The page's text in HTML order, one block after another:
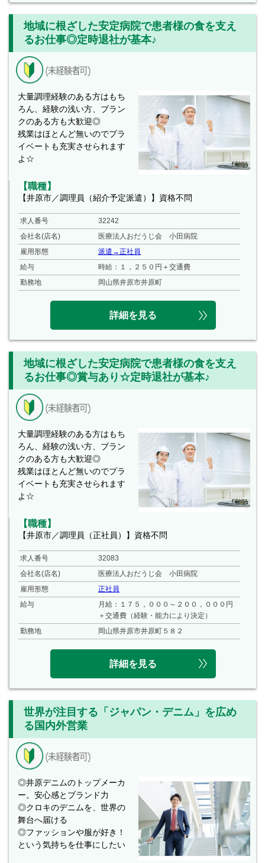
地域に根ざした安定病院で患者様の食を支え
るお仕事◎定時退社が基本♪
大量調理経験のある方はもち
ろん、経験の浅い方、ブラン
クのある方も大歓迎◎
残業はほとんど無いのでプラ
イベートも充実させられます
よ☆
【職種】
【井原市／調理員（紹介予定派遣）】資格不問
求人番号
32242
会社名(店名)
医療法人おだうじ会 小田病院
雇用形態
派遣→正社員
給与
時給：１，２５０円＋交通費
勤務地
岡山県井原市井原町
詳細を見る
地域に根ざした安定病院で患者様の食を支え
るお仕事◎賞与あり☆定時退社が基本♪
大量調理経験のある方はもち
ろん、経験の浅い方、ブラン
クのある方も大歓迎◎
残業はほとんど無いのでプラ
イベートも充実させられます
よ☆
【職種】
【井原市／調理員（正社員）】資格不問
求人番号
32083
会社名(店名)
医療法人おだうじ会 小田病院
雇用形態
正社員
給与
月給：１７５，０００～２００，０００円
＋交通費（経験・能力により決定）
勤務地
岡山県井原市井原町５８２
詳細を見る
世界が注目する「ジャパン・デニム」を広め
る国内外営業
◎井原デニムのトップメーカ
ー。安心感とブランド力
◎クロキのデニムを、世界の
舞台へ届ける
◎ファッションや服が好き！
という気持ちを仕事にしたい